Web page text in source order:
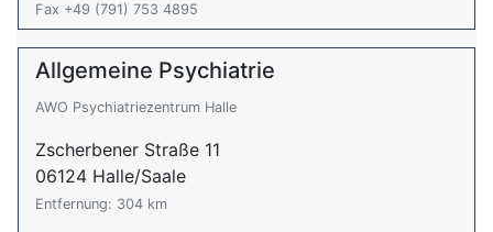
Fax +49 (791) 753 4895
Allgemeine Psychiatrie
AWO Psychiatriezentrum Halle
Zscherbener Straße 11
06124 Halle/Saale
Entfernung: 304 km